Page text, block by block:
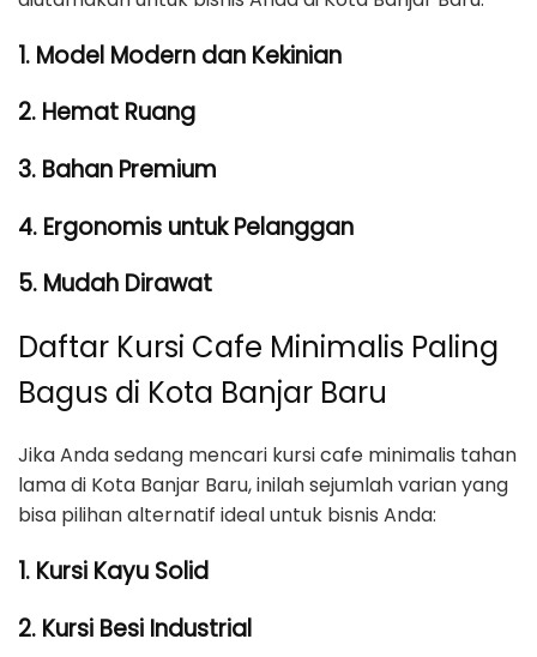
1. Model Modern dan Kekinian
2. Hemat Ruang
3. Bahan Premium
4. Ergonomis untuk Pelanggan
5. Mudah Dirawat
Daftar Kursi Cafe Minimalis Paling
Bagus di Kota Banjar Baru
Jika Anda sedang mencari kursi cafe minimalis tahan
lama di Kota Banjar Baru, inilah sejumlah varian yang
bisa pilihan alternatif ideal untuk bisnis Anda:
1. Kursi Kayu Solid
2. Kursi Besi Industrial